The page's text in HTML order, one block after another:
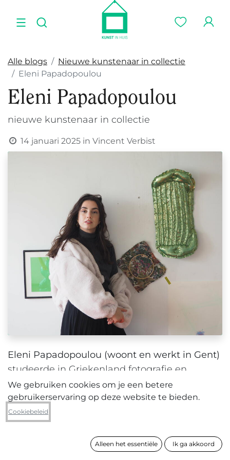
Alle blogs
Nieuwe kunstenaar in collectie
Eleni Papadopoulou
Eleni Papadopoulou
nieuwe kunstenaar in collectie
14 januari 2025 in Vincent Verbist
Eleni Papadopoulou (woont en werkt in Gent)
studeerde in Griekenland fotografie en
toegepaste kunsten, alvorens in 2019 een
masterjaar in de beeldende kunsten te doen
aan LUCA School of Arts in Gent. Haar werk
kunstenaar en publiek en hoe die twee bij
elkaar komen. Ze stelt in vraag hoe een
We gebruiken cookies om je een betere
gebruikerservaring op deze website te bieden.
Cookiebeleid
Alleen het essentiële Ik ga akkoord